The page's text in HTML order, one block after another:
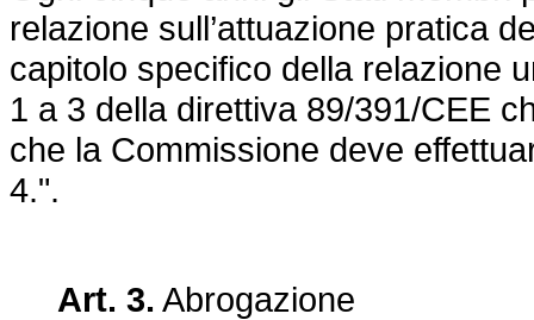
relazione sull’attuazione pratica
capitolo specifico della relazione
1 a 3 della direttiva 89/391/CEE
che la Commissione deve
4.".
Art. 3. Abrogazione